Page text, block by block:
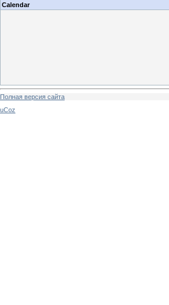
Calendar
Полная версия сайта
uCoz